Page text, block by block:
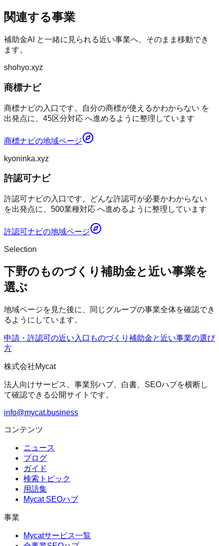
関連する事業
補助金AI
と一緒に見られる近い事業へ、そのまま移動でき
ます。
shohyo.xyz
商標ナビ
商標ナビの入口です。自分の商標が使えるかわからない を
出発点に、45区分対応 へ進めるように整理しています
商標ナビの地域ページ
kyoninka.xyz
許認可ナビ
許認可ナビの入口です。どんな許認可が必要かわからない
を出発点に、500業種対応 へ進めるように整理しています
許認可ナビの地域ページ
Selection
下野のものづくり補助金と近い事業を
選ぶ
地域ページを見た後に、同じグループの事業全体を確認でき
るようにしています。
申請・許認可の近い入口 ものづくり補助金と近い事業の選び
方
株式会社Mycat
法人向けサービス、事業別ハブ、白書、SEOハブを横断し
て確認できる公開サイトです。
info@mycat.business
コンテンツ
ニュース
ブログ
ガイド
検索トピック
用語集
Mycat SEOハブ
事業
Mycatサービス一覧